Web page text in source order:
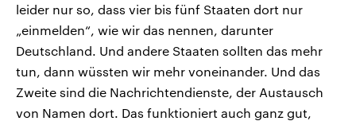
leider nur so, dass vier bis fünf Staaten dort nur
„einmelden“, wie wir das nennen, darunter
Deutschland. Und andere Staaten sollten das mehr
tun, dann wüssten wir mehr voneinander. Und das
Zweite sind die Nachrichtendienste, der Austausch
von Namen dort. Das funktioniert auch ganz gut,